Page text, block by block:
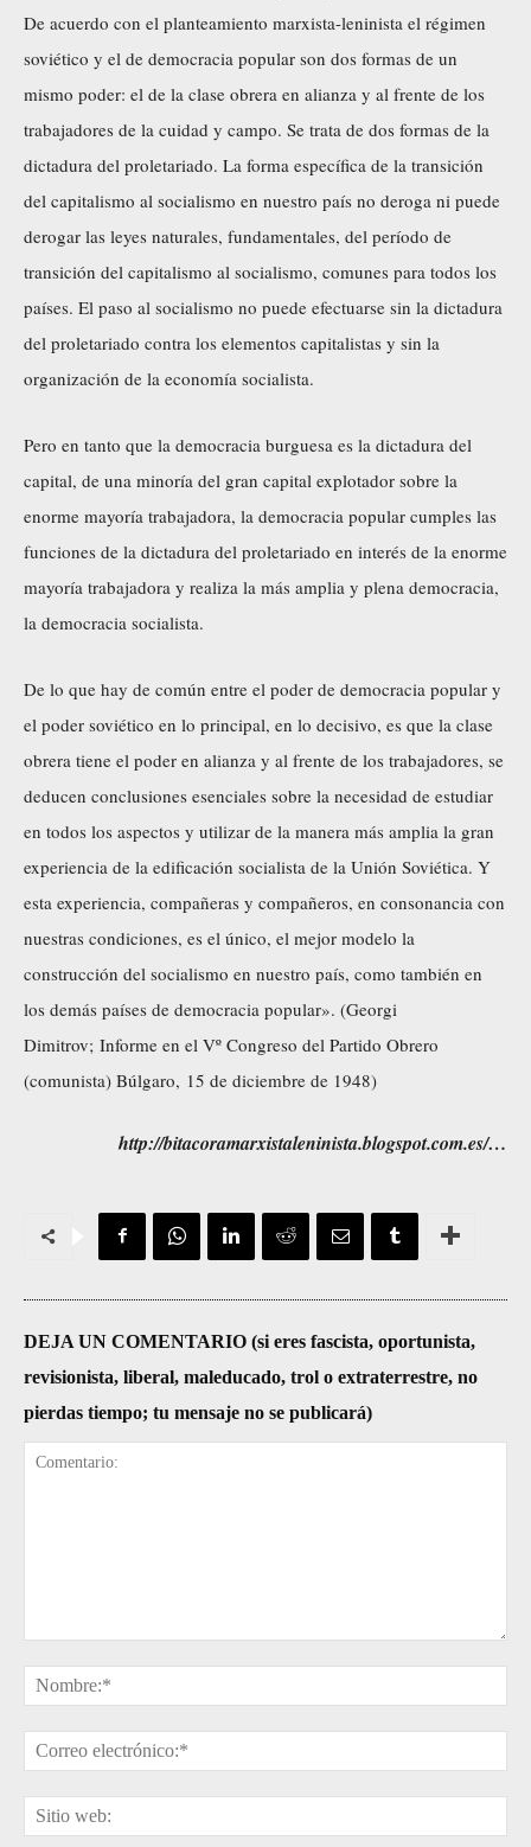
De acuerdo con el planteamiento marxista-leninista el régimen
soviético y el de democracia popular son dos formas de un
mismo poder: el de la clase obrera en alianza y al frente de los
trabajadores de la cuidad y campo. Se trata de dos formas de la
dictadura del proletariado. La forma específica de la transición
del capitalismo al socialismo en nuestro país no deroga ni puede
derogar las leyes naturales, fundamentales, del período de
transición del capitalismo al socialismo, comunes para todos los
países. El paso al socialismo no puede efectuarse sin la dictadura
del proletariado contra los elementos capitalistas y sin la
organización de la economía socialista.
Pero en tanto que la democracia burguesa es la dictadura del
capital, de una minoría del gran capital explotador sobre la
enorme mayoría trabajadora, la democracia popular cumples las
funciones de la dictadura del proletariado en interés de la enorme
mayoría trabajadora y realiza la más amplia y plena democracia,
la democracia socialista.
De lo que hay de común entre el poder de democracia popular y
el poder soviético en lo principal, en lo decisivo, es que la clase
obrera tiene el poder en alianza y al frente de los trabajadores, se
deducen conclusiones esenciales sobre la necesidad de estudiar
en todos los aspectos y utilizar de la manera más amplia la gran
experiencia de la edificación socialista de la Unión Soviética. Y
esta experiencia, compañeras y compañeros, en consonancia con
nuestras condiciones, es el único, el mejor modelo la
construcción del socialismo en nuestro país, como también en
los demás países de democracia popular». (Georgi
Dimitrov; Informe en el Vº Congreso del Partido Obrero
(comunista) Búlgaro, 15 de diciembre de 1948)
http://bitacoramarxistaleninista.blogspot.com.es/…
DEJA UN COMENTARIO (si eres fascista, oportunista,
revisionista, liberal, maleducado, trol o extraterrestre, no
pierdas tiempo; tu mensaje no se publicará)